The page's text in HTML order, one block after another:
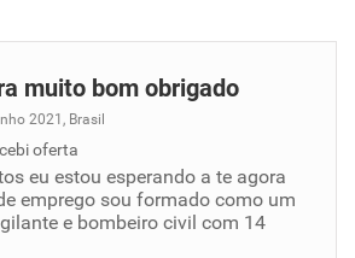
muito bom obrigado
2021, Brasil
oferta
eu estou esperando a te agora
emprego sou formado como um
e bombeiro civil com 14